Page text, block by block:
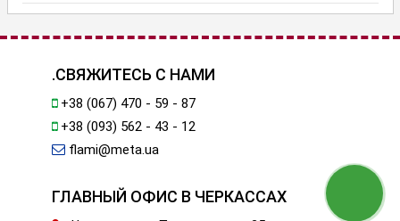
.СВЯЖИТЕСЬ С НАМИ
+38 (067) 470 - 59 - 87
+38 (093) 562 - 43 - 12
flami@meta.ua
ГЛАВНЫЙ ОФИС В ЧЕРКАССАХ